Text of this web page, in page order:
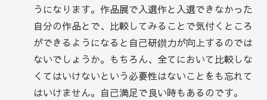
うになります。作品展で入選作と入選できなかった
自分の作品とで、比較してみることで気付くところ
ができるようになると自己研鑚力が向上するのでは
ないでしょうか。もちろん、全てにおいて比較しな
くてはいけないという必要性はないことをも忘れて
はいけません。自己満足で良い時もあるのです。